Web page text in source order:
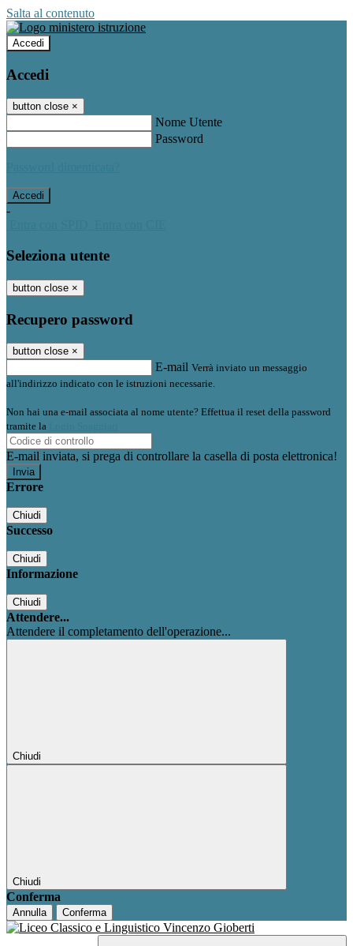
Salta al contenuto
Accedi
Accedi
button close ×
Nome Utente
Password
-
Seleziona utente
button close ×
Recupero password
button close ×
E-mail Verrà inviato un messaggio
all'indirizzo indicato con le istruzioni necessarie.
Non hai una e-mail associata al nome utente? Effettua il reset della password
tramite la
E-mail inviata, si prega di controllare la casella di posta elettronica!
Errore
Chiudi
Successo
Chiudi
Informazione
Chiudi
Attendere...
Attendere il completamento dell'operazione...
Chiudi
Chiudi
Conferma
Annulla Conferma